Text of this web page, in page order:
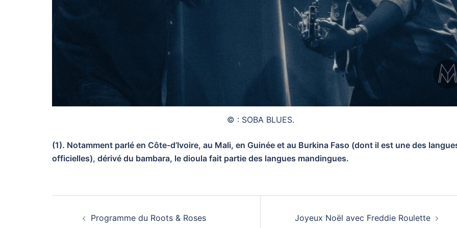
© : SOBA BLUES.
(1). Notamment parlé en Côte-d’Ivoire, au Mali, en Guinée et au Burkina Faso (dont il est une des
officielles), dérivé du bambara, le dioula fait partie des langues mandingues.
Programme du Roots & Roses
Joyeux Noël avec Freddie Roulette